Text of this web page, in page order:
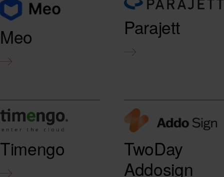
Meo Parajett
Timengo
TwoDay
Addosign